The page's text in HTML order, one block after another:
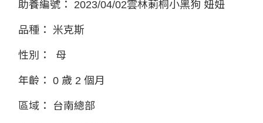
助養編號： 2023/04/02雲林莿桐小黑狗 妞妞
品種： 米克斯
性別： 母
年齡： 0 歲 2 個月
區域： 台南總部